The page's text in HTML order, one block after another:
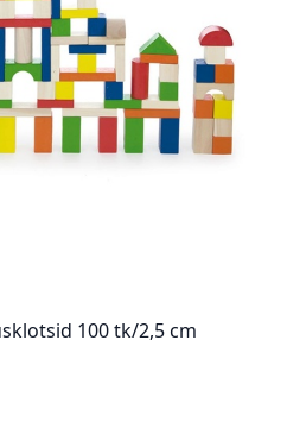
100 tk/2,5 cm